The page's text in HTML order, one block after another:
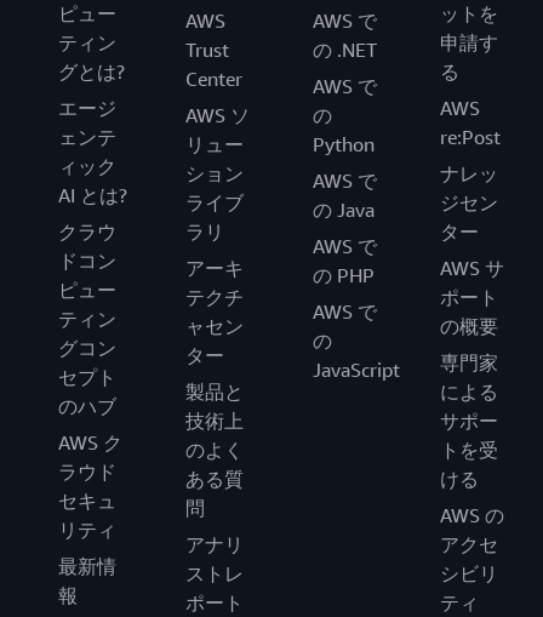
ピュー
ティン
グとは?
エージ
ェンテ
ィック
AI とは?
クラウ
ドコン
ピュー
ティン
グコン
セプト
のハブ
AWS ク
ラウド
セキュ
リティ
最新情
報
AWS
Trust
Center
AWS ソ
リュー
ション
ライブ
ラリ
アーキ
テクチ
ャセン
ター
製品と
技術上
のよく
ある質
問
アナリ
ストレ
ポート
AWS で
の .NET
AWS で
の
Python
AWS で
の Java
AWS で
の PHP
AWS で
の
JavaScript
ットを
申請す
る
AWS
re:Post
ナレッ
ジセン
ター
AWS サ
ポート
の概要
専門家
による
サポー
トを受
ける
AWS の
アクセ
シビリ
ティ